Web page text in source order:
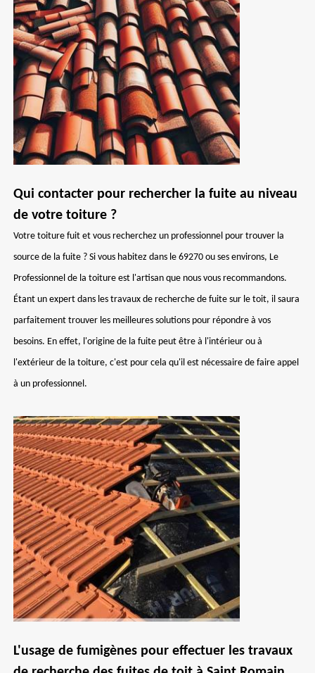
Qui contacter pour rechercher la fuite au niveau
de votre toiture ?
Votre toiture fuit et vous recherchez un professionnel pour trouver la
source de la fuite ? Si vous habitez dans le 69270 ou ses environs, Le
Professionnel de la toiture est l'artisan que nous vous recommandons.
Étant un expert dans les travaux de recherche de fuite sur le toit, il saura
parfaitement trouver les meilleures solutions pour répondre à vos
besoins. En effet, l'origine de la fuite peut être à l'intérieur ou à
l'extérieur de la toiture, c'est pour cela qu'il est nécessaire de faire appel
à un professionnel.
L'usage de fumigènes pour effectuer les travaux